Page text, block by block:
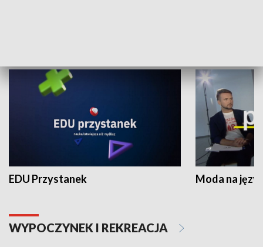
EDU Przystanek Moda na
WYPOCZYNEK I REKREACJA